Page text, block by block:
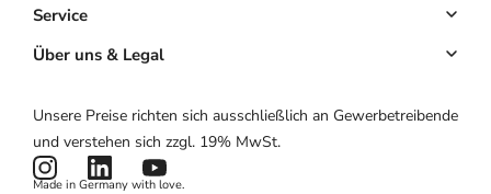
Kassensystem
Komplettlösung
Hardware
Preise
Online-Terminbuchung
Kundenmanagement
Zahlungen
Kartenlesegerät
Service
Key Account
Potenzialrechner
Über uns & Legal
Impressum
AGB
Unsere Preise richten sich ausschließlich an Gewerbetreibende
und verstehen sich zzgl. 19% MwSt.
Made in Germany with love.